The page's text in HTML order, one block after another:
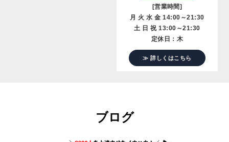
[営業時間]
月 火 水 金 14:00～21:30
土 日 祝 13:00～21:30
定休日：木
≫ 詳しくはこちら
ブログ